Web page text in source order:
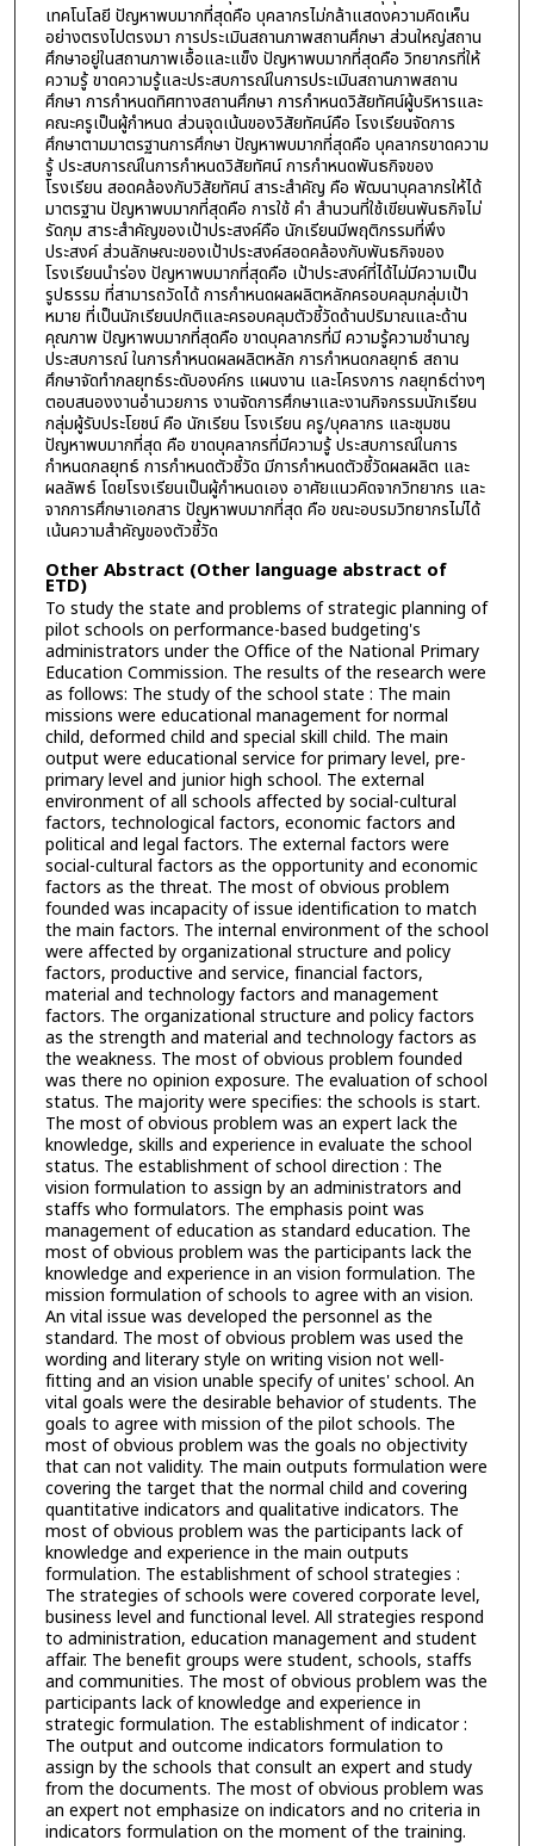
เทคโนโลยี ปัญหาพบมากที่สุดคือ บุคลากรไม่กล้าแสดงความคิดเห็น
อย่างตรงไปตรงมา การประเมินสถานภาพสถานศึกษา ส่วนใหญ่สถาน
ศึกษาอยู่ในสถานภาพเอื้อและแข็ง ปัญหาพบมากที่สุดคือ วิทยากรที่ให้
ความรู้ ขาดความรู้และประสบการณ์ในการประเมินสถานภาพสถาน
ศึกษา การกำหนดทิศทางสถานศึกษา การกำหนดวิสัยทัศน์ผู้บริหารและ
คณะครูเป็นผู้กำหนด ส่วนจุดเน้นของวิสัยทัศน์คือ โรงเรียนจัดการ
ศึกษาตามมาตรฐานการศึกษา ปัญหาพบมากที่สุดคือ บุคลากรขาดความ
รู้ ประสบการณ์ในการกำหนดวิสัยทัศน์ การกำหนดพันธกิจของ
โรงเรียน สอดคล้องกับวิสัยทัศน์ สาระสำคัญ คือ พัฒนาบุคลากรให้ได้
มาตรฐาน ปัญหาพบมากที่สุดคือ การใช้ คำ สำนวนที่ใช้เขียนพันธกิจไม่
รัดกุม สาระสำคัญของเป้าประสงค์คือ นักเรียนมีพฤติกรรมที่พึง
ประสงค์ ส่วนลักษณะของเป้าประสงค์สอดคล้องกับพันธกิจของ
โรงเรียนนำร่อง ปัญหาพบมากที่สุดคือ เป้าประสงค์ที่ได้ไม่มีความเป็น
รูปธรรม ที่สามารถวัดได้ การกำหนดผลผลิตหลักครอบคลุมกลุ่มเป้า
หมาย ที่เป็นนักเรียนปกติและครอบคลุมตัวชี้วัดด้านปริมาณและด้าน
คุณภาพ ปัญหาพบมากที่สุดคือ ขาดบุคลากรที่มี ความรู้ความชำนาญ
ประสบการณ์ ในการกำหนดผลผลิตหลัก การกำหนดกลยุทธ์ สถาน
ศึกษาจัดทำกลยุทธ์ระดับองค์กร แผนงาน และโครงการ กลยุทธ์ต่างๆ
ตอบสนองงานอำนวยการ งานจัดการศึกษาและงานกิจกรรมนักเรียน
กลุ่มผู้รับประโยชน์ คือ นักเรียน โรงเรียน ครู/บุคลากร และชุมชน
ปัญหาพบมากที่สุด คือ ขาดบุคลากรที่มีความรู้ ประสบการณ์ในการ
กำหนดกลยุทธ์ การกำหนดตัวชี้วัด มีการกำหนดตัวชี้วัดผลผลิต และ
ผลลัพธ์ โดยโรงเรียนเป็นผู้กำหนดเอง อาศัยแนวคิดจากวิทยากร และ
จากการศึกษาเอกสาร ปัญหาพบมากที่สุด คือ ขณะอบรมวิทยากรไม่ได้
เน้นความสำคัญของตัวชี้วัด
Other Abstract (Other language abstract of
ETD)
To study the state and problems of strategic planning of
pilot schools on performance-based budgeting's
administrators under the Office of the National Primary
Education Commission. The results of the research were
as follows: The study of the school state : The main
missions were educational management for normal
child, deformed child and special skill child. The main
output were educational service for primary level, pre-
primary level and junior high school. The external
environment of all schools affected by social-cultural
factors, technological factors, economic factors and
political and legal factors. The external factors were
social-cultural factors as the opportunity and economic
factors as the threat. The most of obvious problem
founded was incapacity of issue identification to match
the main factors. The internal environment of the school
were affected by organizational structure and policy
factors, productive and service, financial factors,
material and technology factors and management
factors. The organizational structure and policy factors
as the strength and material and technology factors as
the weakness. The most of obvious problem founded
was there no opinion exposure. The evaluation of school
status. The majority were specifies: the schools is start.
The most of obvious problem was an expert lack the
knowledge, skills and experience in evaluate the school
status. The establishment of school direction : The
vision formulation to assign by an administrators and
staffs who formulators. The emphasis point was
management of education as standard education. The
most of obvious problem was the participants lack the
knowledge and experience in an vision formulation. The
mission formulation of schools to agree with an vision.
An vital issue was developed the personnel as the
standard. The most of obvious problem was used the
wording and literary style on writing vision not well-
fitting and an vision unable specify of unites' school. An
vital goals were the desirable behavior of students. The
goals to agree with mission of the pilot schools. The
most of obvious problem was the goals no objectivity
that can not validity. The main outputs formulation were
covering the target that the normal child and covering
quantitative indicators and qualitative indicators. The
most of obvious problem was the participants lack of
knowledge and experience in the main outputs
formulation. The establishment of school strategies :
The strategies of schools were covered corporate level,
business level and functional level. All strategies respond
to administration, education management and student
affair. The benefit groups were student, schools, staffs
and communities. The most of obvious problem was the
participants lack of knowledge and experience in
strategic formulation. The establishment of indicator :
The output and outcome indicators formulation to
assign by the schools that consult an expert and study
from the documents. The most of obvious problem was
an expert not emphasize on indicators and no criteria in
indicators formulation on the moment of the training.